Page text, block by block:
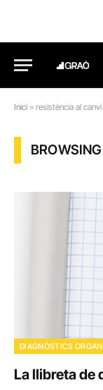
Inici » resistència al canvi
DIAGNÒSTICS
La llibreta de